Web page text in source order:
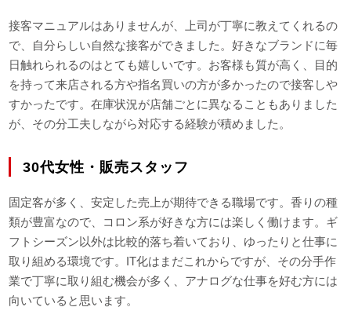
接客マニュアルはありませんが、上司が丁寧に教えてくれるの
で、自分らしい自然な接客ができました。好きなブランドに毎
日触れられるのはとても嬉しいです。お客様も質が高く、目的
を持って来店される方や指名買いの方が多かったので接客しや
すかったです。在庫状況が店舗ごとに異なることもありました
が、その分工夫しながら対応する経験が積めました。
30代女性・販売スタッフ
固定客が多く、安定した売上が期待できる職場です。香りの種
類が豊富なので、コロン系が好きな方には楽しく働けます。ギ
フトシーズン以外は比較的落ち着いており、ゆったりと仕事に
取り組める環境です。IT化はまだこれからですが、その分手作
業で丁寧に取り組む機会が多く、アナログな仕事を好む方には
向いていると思います。